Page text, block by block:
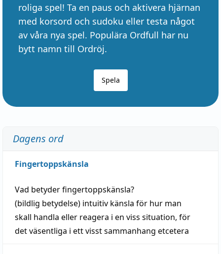
roliga spel! Ta en paus och aktivera hjärnan
med korsord och sudoku eller testa något
av våra nya spel. Populära Ordfull har nu
bytt namn till Ordröj.
Spela
Dagens ord
Fingertoppskänsla
Vad betyderfingertoppskänsla?
(bildlig betydelse) intuitiv känsla för hur man
skall handla eller reagera i en viss situation, för
det väsentliga i ett visstsammanhang etcetera